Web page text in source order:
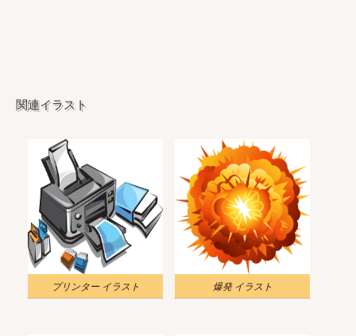
関連イラスト
プリンター イラスト 爆発 イラスト